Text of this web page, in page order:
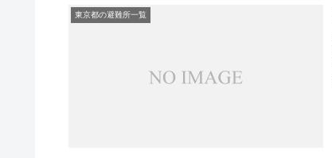
東京都の避難所一覧